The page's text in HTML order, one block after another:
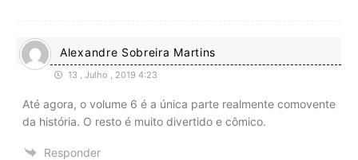
Alexandre Sobreira Martins
13 , Julho , 2019 4:23
Até agora, o volume 6 é a única parte realmente comovente
da história. O resto é muito divertido e cômico.
Responder